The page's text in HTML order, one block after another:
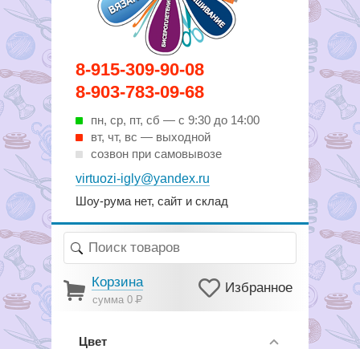
8-915-309-90-08
8-903-783-09-68
пн, ср, пт, cб — с 9:30 до 14:00
вт, чт, вс — выходной
созвон при самовывозе
virtuozi-igly@yandex.ru
Шоу-рума нет, сайт и склад
Вирутозы иглы. Товары для
шитья и рукоделья
Корзина
сумма 0Р
Избранное
Цвет